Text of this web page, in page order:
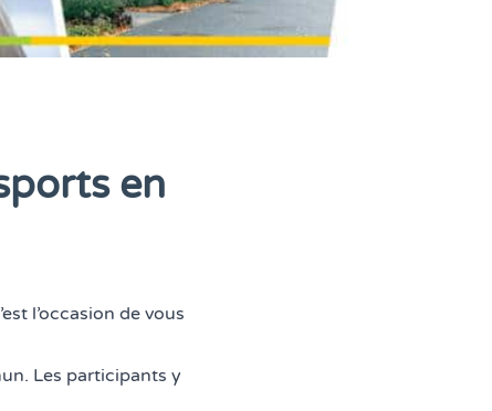
en
l’occasion de vous
Les participants y